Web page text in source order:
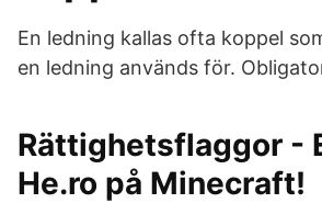
En ledning kallas ofta koppel
en ledning används för.
Rättighetsflaggor -
He.ro på Minecraft!